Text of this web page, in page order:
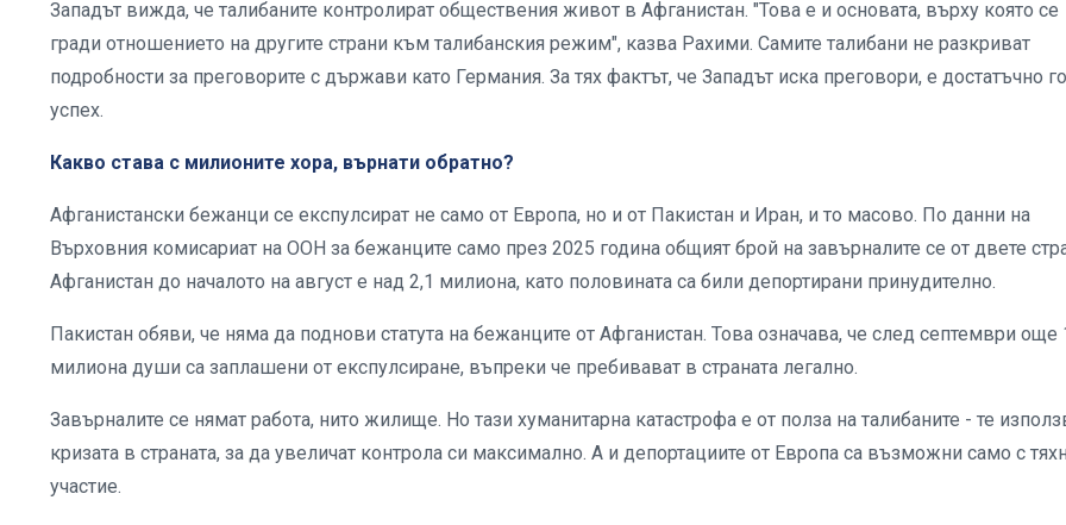
Западът вижда, че талибаните контролират обществения живот в Афганистан. "Това е и основата, върху която се
гради отношението на другите страни към талибанския режим", казва Рахими. Самите талибани не разкриват
подробности за преговорите с държави като Германия. За тях фактът, че Западът иска преговори, е достатъчно
успех.
Какво става с милионите хора, върнати обратно?
Афганистански бежанци се експулсират не само от Европа, но и от Пакистан и Иран, и то масово. По данни на
Върховния комисариат на ООН за бежанците само през 2025 година общият брой на завърналите се от двете
Афганистан до началото на август е над 2,1 милиона, като половината са били депортирани принудително.
Пакистан обяви, че няма да поднови статута на бежанците от Афганистан. Това означава, че след септември още
милиона души са заплашени от експулсиране, въпреки че пребивават в страната легално.
Завърналите се нямат работа, нито жилище. Но тази хуманитарна катастрофа е от полза на талибаните - те
кризата в страната, за да увеличат контрола си максимално. А и депортациите от Европа са възможни само с
участие.